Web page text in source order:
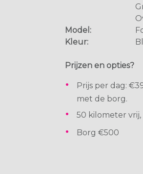
Model:
Kleur:
Prijzen en opties?
Prijs per dag:
met de borg.
50 kilometer
Borg €500